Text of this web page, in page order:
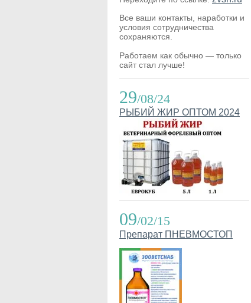
Все ваши контакты, наработки и
условия сотрудничества
сохраняются.
Работаем как обычно — только
сайт стал лучше!
29/08/24
РЫБИЙ ЖИР ОПТОМ 2024
09/02/15
Препарат ПНЕВМОСТОП